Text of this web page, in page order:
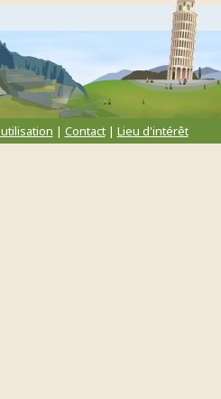
| Contact| Lieu d'intérêt